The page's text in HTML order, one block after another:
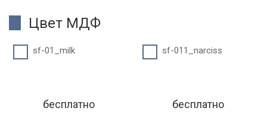
Цвет МДФ
sf-01_milk
бесплатно
sf-011_narciss
бесплатно